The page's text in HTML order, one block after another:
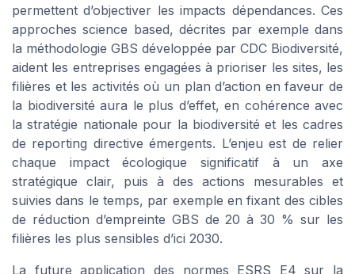
permettent d’objectiver les impacts dépendances. Ces
approches science based, décrites par exemple dans
la méthodologie GBS développée par CDC Biodiversité,
aident les entreprises engagées à prioriser les sites, les
filières et les activités où un plan d’action en faveur de
la biodiversité aura le plus d’effet, en cohérence avec
la stratégie nationale pour la biodiversité et les cadres
de reporting directive émergents. L’enjeu est de relier
chaque impact écologique significatif à un axe
stratégique clair, puis à des actions mesurables et
suivies dans le temps, par exemple en fixant des cibles
de réduction d’empreinte GBS de 20 à 30 % sur les
filières les plus sensibles d’ici 2030.
La future application des normes ESRS E4 sur la